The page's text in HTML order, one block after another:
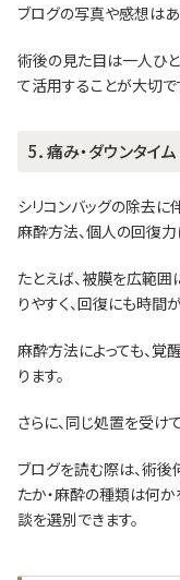
ブログの写真や感想は
術後の見た目は一人ひと
て活用することが大切で
5．痛み・ダウンタイム
シリコンバッグの除去
麻酔方法、個人の回復力
たとえば、被膜を広範
りやすく、回復にも時間
麻酔方法によっても、
ります。
さらに、同じ処置を受け
ブログを読む際は、術
たか・麻酔の種類は何
談を選別できます。